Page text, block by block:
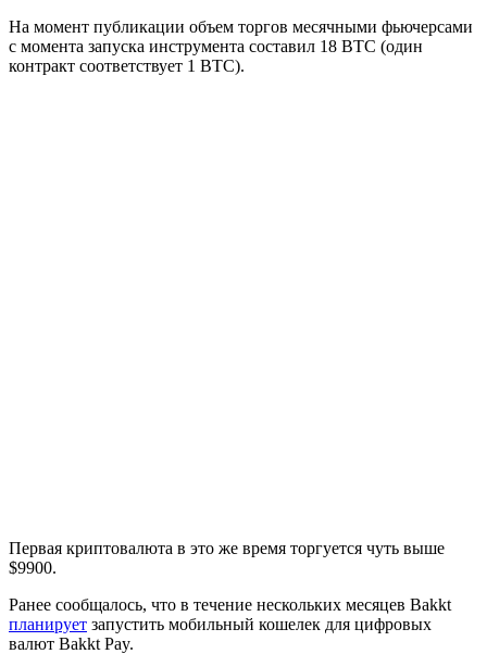
На момент публикации объем торгов месячными фьючерсами
с момента запуска инструмента составил 18 BTC (один
контракт соответствует 1 BTC).
Первая криптовалюта в это же время торгуется чуть выше
$9900.
Ранее сообщалось, что в течение нескольких месяцев Bakkt
планирует запустить мобильный кошелек для цифровых
валют Bakkt Pay.